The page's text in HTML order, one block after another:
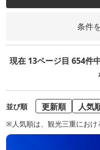
条件
現在 13ページ目 654件
並び順 更新順 人気
※人気順は、観光三重におけ